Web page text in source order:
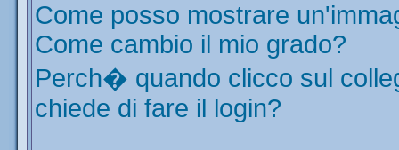
Come posso mostrare
Come cambio il mio grado?
Perch� quando clicco sul
chiede di fare il login?